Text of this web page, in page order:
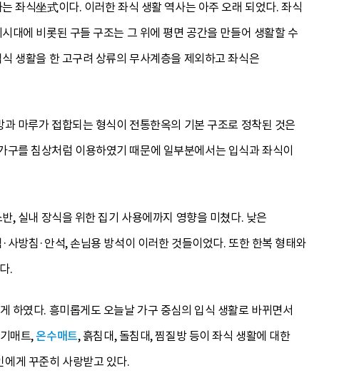
좌식坐式이다. 이러한 좌식 생활 역사는 아주 오래 되었다. 좌식
대에 비롯된 구들 구조는 그 위에 평면 공간을 만들어 생활할 수
생활을 한 고구려 상류의 무사계층을 제외하고 좌식은
마루가 접합되는 형식이 전통한옥의 기본 구조로 정착된 것은
를 침상처럼 이용하였기 때문에 일부분에서는 입식과 좌식이
, 실내 장식을 위한 집기 사용에까지 영향을 미쳤다. 낮은
방침·안석, 손님용 방석이 이러한 것들이었다. 또한 한복 형태와
.
하였다. 흥미롭게도 오늘날 가구 중심의 입식 생활로 바뀌면서
매트,온수매트, 흙침대, 돌침대, 찜질방 등이 좌식 생활에 대한
게 꾸준히 사랑받고 있다.